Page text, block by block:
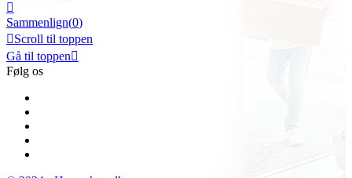

Sammenlign(0)
Scroll til toppen
Gå til toppen
Følg os